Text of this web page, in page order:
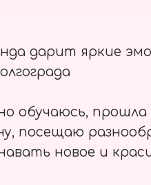
дарит яркие
обучаюсь,
посещаю
новое и